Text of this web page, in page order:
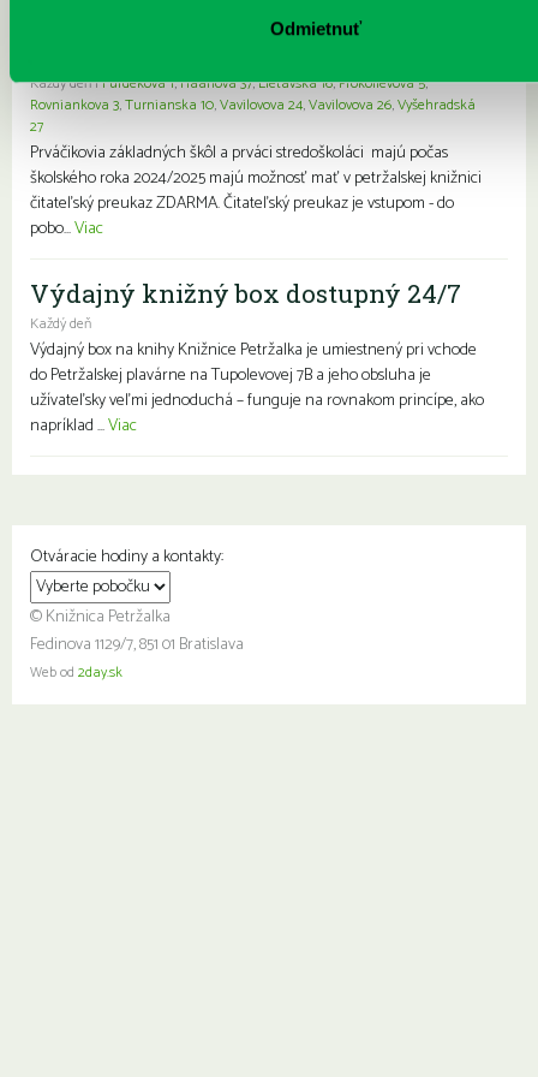
Odmietnuť
knižnice- zápis prváčikov a prvákov
Každý deň |Furdekova 1,Haanova 37,Lietavská 16,Prokofievova 5,
Rovniankova 3,Turnianska 10,Vavilovova 24,Vavilovova 26,Vyšehradská
27
Prváčikovia základných škôl a prváci stredoškoláci majú počas
školského roka 2024/2025 majú možnosť mať v petržalskej knižnici
čitateľský preukaz ZDARMA. Čitateľský preukaz je vstupom - do
pobo...Viac
Výdajný knižný box dostupný 24/7
Každý deň
Výdajný box na knihy Knižnice Petržalka je umiestnený pri vchode
do Petržalskej plavárne na Tupolevovej 7B a jeho obsluha je
užívateľsky veľmi jednoduchá – funguje na rovnakom princípe, ako
napríklad ...Viac
Otváracie hodiny a kontakty:
© Knižnica Petržalka
Fedinova 1129/7, 851 01 Bratislava
Web od 2day.sk